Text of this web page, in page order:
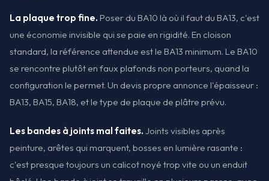
La plaque trop fine. Poser du BA10 là où il faut du BA13, c'est
une économie invisible qui se paie en rigidité. En cloison
standard, la référence attendue est le BA13 minimum. Le BA10
se rencontre plutôt en faux plafonds non porteurs, quand la
configuration le permet. Un devis propre annonce l'épaisseur :
BA13, BA15, BA18, et le type de plaque de plâtre prévu.
Les bandes à joints mal faites. Joints visibles après
peinture, arêtes qui marquent, bosses en lumière rasante :
c'est presque toujours un calicot noyé trop vite ou un enduit